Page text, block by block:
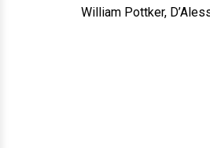
William Pottker,